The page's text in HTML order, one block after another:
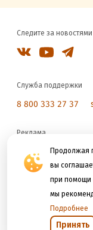
Продолжая
вы
при помощи
мы
Подробнее
Принять
Следите за новостями
Служба поддержки
8 800 333 27 37
Реклама
reklama@litres.ru
Мы принимаем к